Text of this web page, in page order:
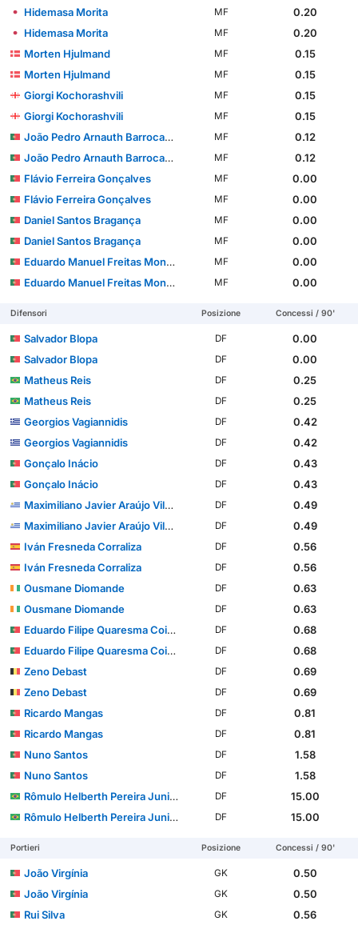
Hidemasa Morita
MF
0.20
Hidemasa Morita
MF
0.20
Morten Hjulmand
MF
0.15
Morten Hjulmand
MF
0.15
Giorgi Kochorashvili
MF
0.15
Giorgi Kochorashvili
MF
0.15
João Pedro Arnauth Barrocas Simões
MF
0.12
João Pedro Arnauth Barrocas Simões
MF
0.12
Flávio Ferreira Gonçalves
MF
0.00
Flávio Ferreira Gonçalves
MF
0.00
Daniel Santos Bragança
MF
0.00
Daniel Santos Bragança
MF
0.00
Eduardo Manuel Freitas Monteiro Ferreira Felicíssimo
MF
0.00
Eduardo Manuel Freitas Monteiro Ferreira Felicíssimo
MF 0.00
Difensori Posizione Concessi / 90'
Salvador Blopa DF
0.00
Salvador Blopa
DF
0.00
Matheus Reis
DF
0.25
Matheus Reis
DF
0.25
Georgios Vagiannidis
DF
0.42
Georgios Vagiannidis
DF
0.42
Gonçalo Inácio
DF
0.43
Gonçalo Inácio
DF
0.43
Maximiliano Javier Araújo Vilches
DF
0.49
Maximiliano Javier Araújo Vilches
DF
0.49
Iván Fresneda Corraliza
DF
0.56
Iván Fresneda Corraliza
DF
0.56
Ousmane Diomande
DF
0.63
Ousmane Diomande
DF
0.63
Eduardo Filipe Quaresma Coimbra Simões
DF
0.68
Eduardo Filipe Quaresma Coimbra Simões
DF
0.68
Zeno Debast
DF
0.69
Zeno Debast
DF
0.69
Ricardo Mangas
DF
0.81
Ricardo Mangas
DF
0.81
Nuno Santos
DF
1.58
Nuno Santos
DF
1.58
Rômulo Helberth Pereira Junior
DF
15.00
Rômulo Helberth Pereira Junior
DF 15.00
Portieri Posizione Concessi / 90'
João Virgínia GK
0.50
João Virgínia
GK
0.50
Rui Silva
GK
0.56